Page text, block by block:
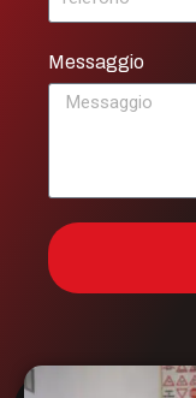
Messaggio